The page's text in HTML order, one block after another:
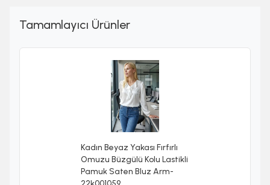
Tamamlayıcı Ürünler
Kadın Beyaz Yakası Fırfırlı
Omuzu Büzgülü Kolu Lastikli
Pamuk Saten Bluz Arm-